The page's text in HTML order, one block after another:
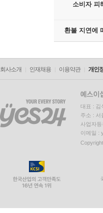
소비자 피
환불 지연에
회사소개 인재채용 이용약관 개인
대표 : 김
주소 : 서
사업자
이메일 :